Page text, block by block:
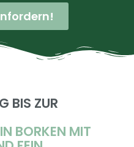
BIS ZUR
BORKEN MIT